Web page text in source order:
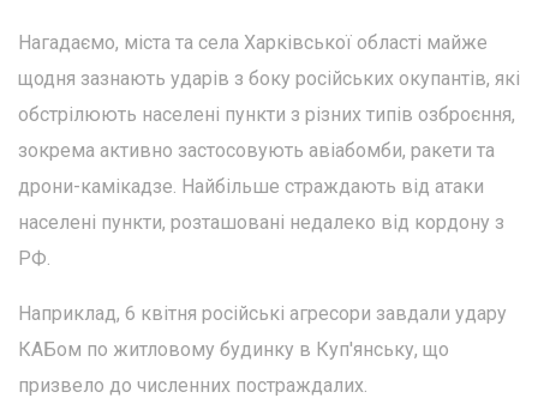
Нагадаємо, міста та села Харківської області майже
щодня зазнають ударів з боку російських окупантів, які
обстрілюють населені пункти з різних типів озброєння,
зокрема активно застосовують авіабомби, ракети та
дрони-камікадзе. Найбільше страждають від атаки
населені пункти, розташовані недалеко від кордону з
РФ.
Наприклад, 6 квітня російські агресори завдали удару
КАБом по житловому будинку в Куп'янську, що
призвело до численних постраждалих.